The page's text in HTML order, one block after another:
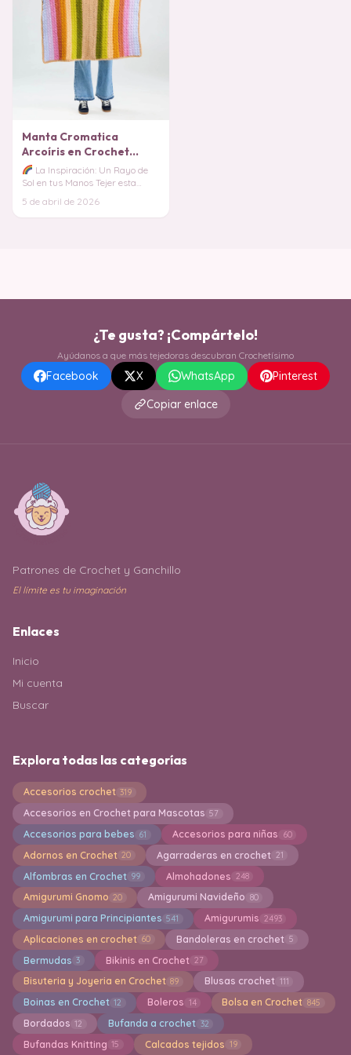
Manta Cromatica
Arcoíris en Crochet
PATRON GRATIS
La Inspiración: Un Rayo de
Sol en tus Manos Tejer esta
arcoíris y conver
5 de abril de 2026
¿Te gusta? ¡Compártelo!
Ayúdanos a que más tejedoras descubran Crochetísimo
Facebook X WhatsApp
Pinterest
Copiar enlace
Patrones de Crochet y Ganchillo
El límite es tu imaginación
Enlaces
Inicio
Mi cuenta
Buscar
Explora todas las categorías
Accesorios crochet 319
Accesorios en Crochet para Mascotas 57
Accesorios para bebes 61 Accesorios para niñas 60
Adornos en Crochet 20 Agarraderas en crochet 21
Alfombras en Crochet 99 Almohadones 248
Amigurumi Gnomo 20 Amigurumi Navideño 80
Amigurumi para Principiantes 541 Amigurumis 2493
Aplicaciones en crochet 60 Bandoleras en crochet 5
Bermudas 3 Bikinis en Crochet 27
Bisuteria y Joyeria en Crochet 89 Blusas crochet 111
Boinas en Crochet 12 Boleros 14 Bolsa en Crochet 845
Bordados 12 Bufanda a crochet 32
Bufandas Knitting 15 Calcados tejidos 19